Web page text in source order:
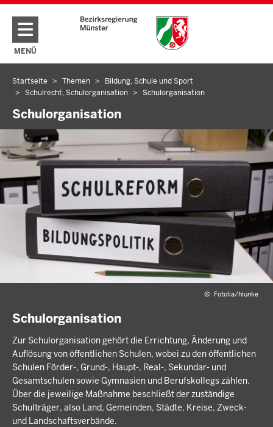
Direkt zum Inhalt
MENÜ
NAVIGATION AKTIVIEREN/DEAKTIVIEREN: HAUPTMENÜ
Sie
befinden
sich
hier
Startseite Themen
Bildung, Schule und Sport
Schulrecht, Schulorganisation
Schulorganisation
Schulorganisation
© Fotolia/hlunke
Schulorganisation
Zur Schulorganisation gehört die Errichtung, Änderung und
Auflösung von öffentlichen Schulen, wobei zu den öffentlichen
Schulen Förder-, Grund-, Haupt-, Real-, Sekundar- und
Gesamtschulen sowie Gymnasien und Berufskollegs zählen.
Über die jeweilige Maßnahme beschließt der zuständige
Schulträger, also Land, Gemeinden, Städte, Kreise, Zweck-
und Landschaftsverbände.